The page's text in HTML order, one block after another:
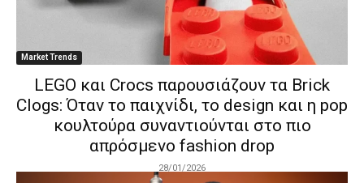
Market Trends
LEGO και Crocs παρουσιάζουν τα Brick
Clogs: Όταν το παιχνίδι, το design και η pop
κουλτούρα συναντιούνται στο πιο
απρόσμενο fashion drop
28/01/2026